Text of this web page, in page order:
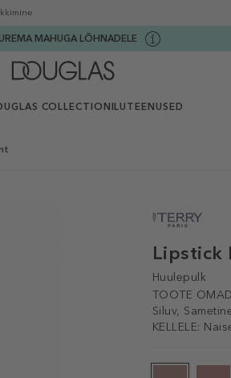
MAHUGA LÕHNADELE
COLLECTION ILUTEENUSED
Lipstick
Huulepulk
TOOTE
Siluv,
KELLELE: